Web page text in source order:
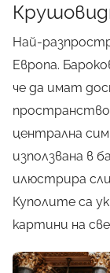
Най-
Европа.
че да имат
пространство
централна
използвана в
илюстрира
Куполите са
картини на